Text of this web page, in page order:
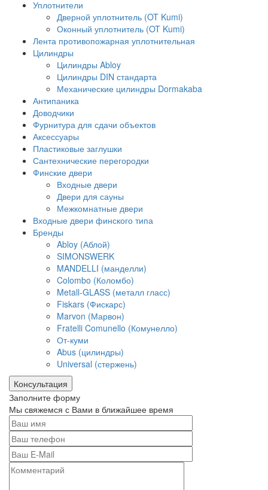
Уплотнители
Дверной уплотнитель (OT Kumi)
Оконный уплотнитель (OT Kumi)
Лента противопожарная уплотнительная
Цилиндры
Цилиндры Abloy
Цилиндры DIN стандарта
Механические цилиндры Dormakaba
Антипаника
Доводчики
Фурнитура для сдачи объектов
Аксессуары
Пластиковые заглушки
Сантехнические перегородки
Финские двери
Входные двери
Двери для сауны
Межкомнатные двери
Входные двери финского типа
Бренды
Abloy (Аблой)
SIMONSWERK
MANDELLI (манделли)
Colombo (Коломбо)
Metall-GLASS (металл гласс)
Fiskars (Фискарс)
Marvon (Марвон)
Fratelli Comunello (Комунелло)
От-куми
Abus (цилиндры)
Universal (стержень)
Консультация
Заполните форму
Мы свяжемся с Вами в ближайшее время